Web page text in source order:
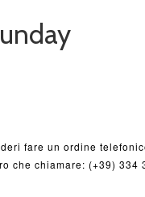
fare un ordine
che chiamare: (+39) 334